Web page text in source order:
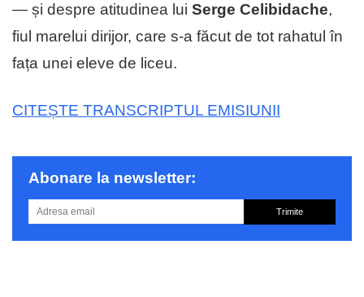
— și despre atitudinea lui Serge Celibidache,
fiul marelui dirijor, care s-a făcut de tot rahatul în
fața unei eleve de liceu.
CITEȘTE TRANSCRIPTUL EMISIUNII
Abonare la newsletter:
Trimite